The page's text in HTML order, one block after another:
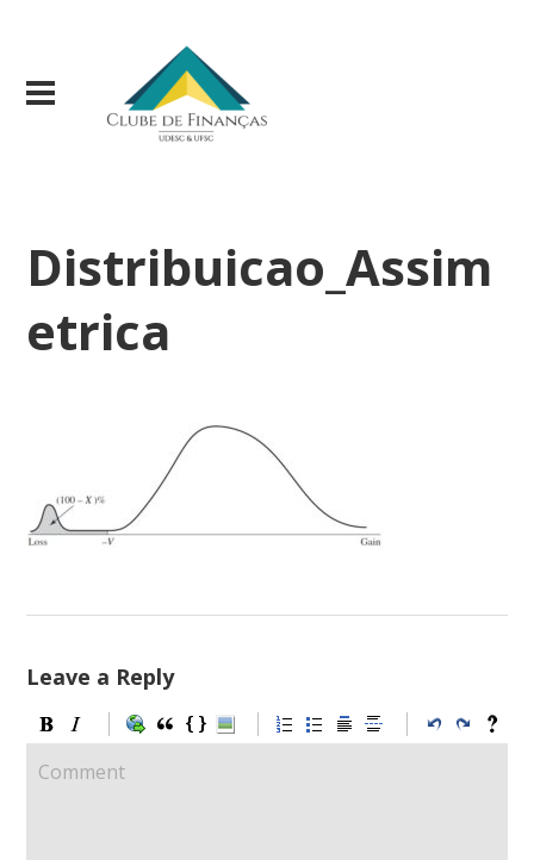
Distribuicao_Assim
etrica
Leave a Reply